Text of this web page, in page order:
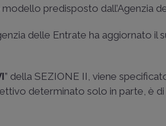
predisposto dall’Agenzia
delle Entrate ha aggiornato
” della SEZIONE II, viene
determinato solo in parte, è